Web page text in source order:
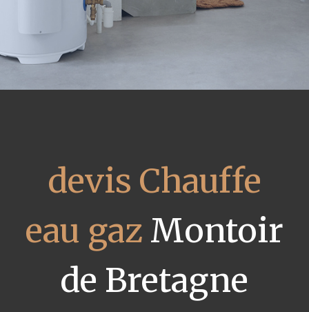
devis Chauffe
eau gaz Montoir
de Bretagne